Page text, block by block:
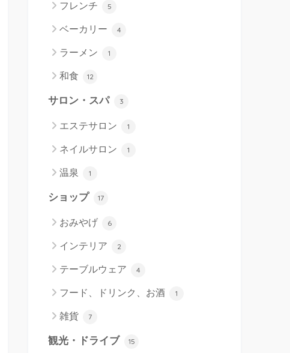
フレンチ 5
ベーカリー 4
ラーメン 1
和食 12
サロン・スパ 3
エステサロン 1
ネイルサロン 1
温泉 1
ショップ 17
おみやげ 6
インテリア 2
テーブルウェア 4
フード、ドリンク、お酒 1
雑貨 7
観光・ドライブ 15